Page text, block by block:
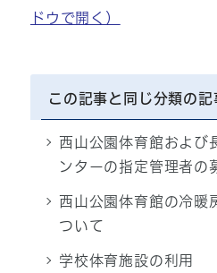
ドウで開く）
この記事と同じ分類の記
西山公園体育館および
ンターの指定管理者の
西山公園体育館の冷暖
ついて
学校体育施設の利用